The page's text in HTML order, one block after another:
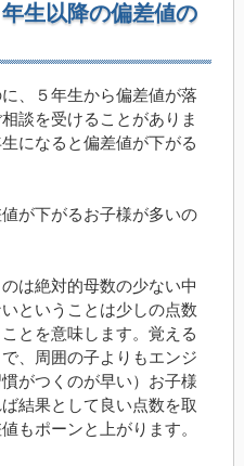
生以降の偏差値の
、５年生から偏差値が落
談を受けることがありま
になると偏差値が下がる
が下がるお子様が多いの
は絶対的母数の少ない中
ということは少しの点数
とを意味します。覚える
、周囲の子よりもエンジ
がつくのが早い）お子様
結果として良い点数を取
もポーンと上がります。